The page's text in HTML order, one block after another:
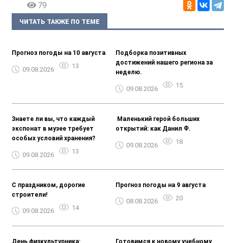
79
ЧИТАТЬ ТАКЖЕ ПО ТЕМЕ
Прогноз погоды на 10 августа
09.08.2026 13
Подборка позитивных
достижений нашего региона за
неделю.
09.08.2026 15
Знаете ли вы, что каждый
экспонат в музее требует
особых условий хранения?
09.08.2026 13
️ Маленький герой больших
открытий: как Данил Ф.
09.08.2026 18
С праздником, дорогие
строители!
09.08.2026 14
Прогноз погоды на 9 августа
08.08.2026 20
День физкультурника: Готовимся к новому учебному